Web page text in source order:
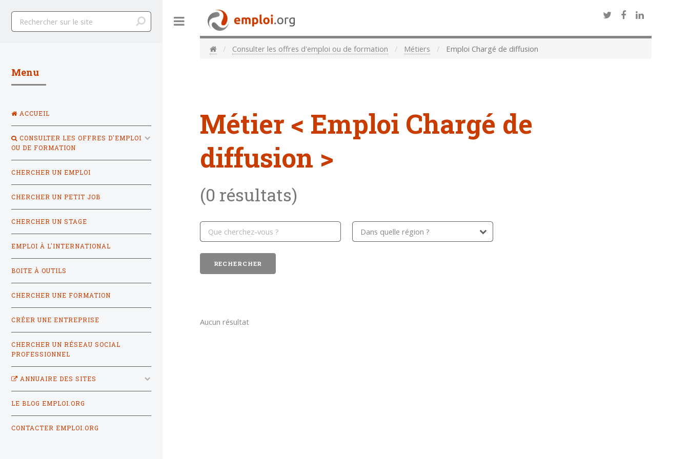
Consulter les offres d'emploi ou de formation Métiers Emploi Chargé de diffusion
Métier < Emploi Chargé de
diffusion >
(0 résultats)
Aucun résultat
Menu
ACCUEIL
CONSULTER LES OFFRES D'EMPLOI
OU DE FORMATION
CHERCHER UN EMPLOI
CHERCHER UN PETIT JOB
CHERCHER UN STAGE
EMPLOI À L'INTERNATIONAL
BOITE À OUTILS
CHERCHER UNE FORMATION
CRÉER UNE ENTREPRISE
CHERCHER UN RÉSEAU SOCIAL
PROFESSIONNEL
ANNUAIRE DES SITES
LE BLOG EMPLOI.ORG
CONTACTER EMPLOI.ORG
Toggle